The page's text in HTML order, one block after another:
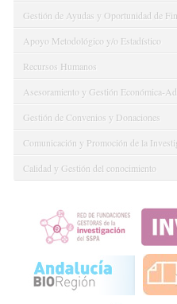
Gestión de Ayudas y Oportunidad de
Apoyo Metodológico y/o Estadístico
Recursos Humanos
Asesoramiento y Gestión Económica-
Gestión de Convenios y Donaciones
Comunicación y Promoción de la
Calidad y Gestión del conocimiento